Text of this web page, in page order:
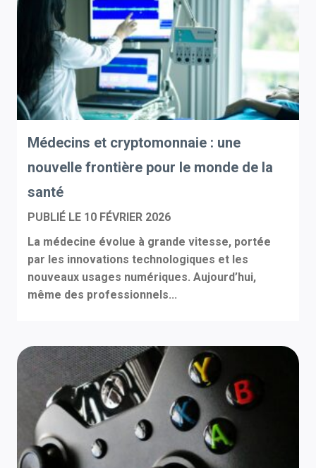
Médecins et cryptomonnaie : une
nouvelle frontière pour le monde de la
santé
PUBLIÉ LE 10 FÉVRIER 2026
La médecine évolue à grande vitesse, portée
par les innovations technologiques et les
nouveaux usages numériques. Aujourd’hui,
même des professionnels...